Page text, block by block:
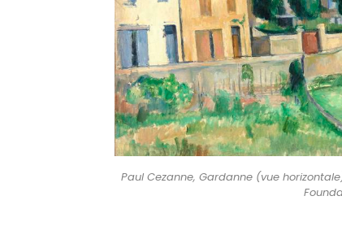
Paul Cezanne, Gardanne (vue